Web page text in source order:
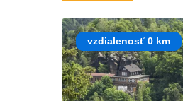
vzdialenosť 0 km